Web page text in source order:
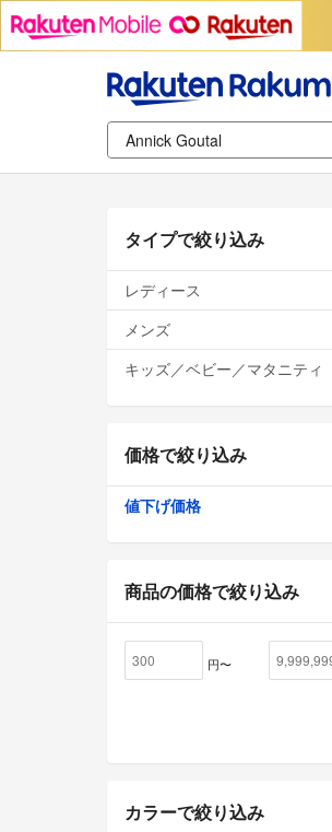
タイプで絞り込み
レディース
メンズ
キッズ／ベビー／マタニティ
価格で絞り込み
値下げ価格
商品の価格で絞り込み
円〜
カラーで絞り込み